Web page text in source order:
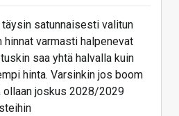
satunnaisesti valitun
hinnat varmasti halpenevat
saa yhtä halvalla kuin
hinta. Varsinkin jos boom
ollaan joskus 2028/2029